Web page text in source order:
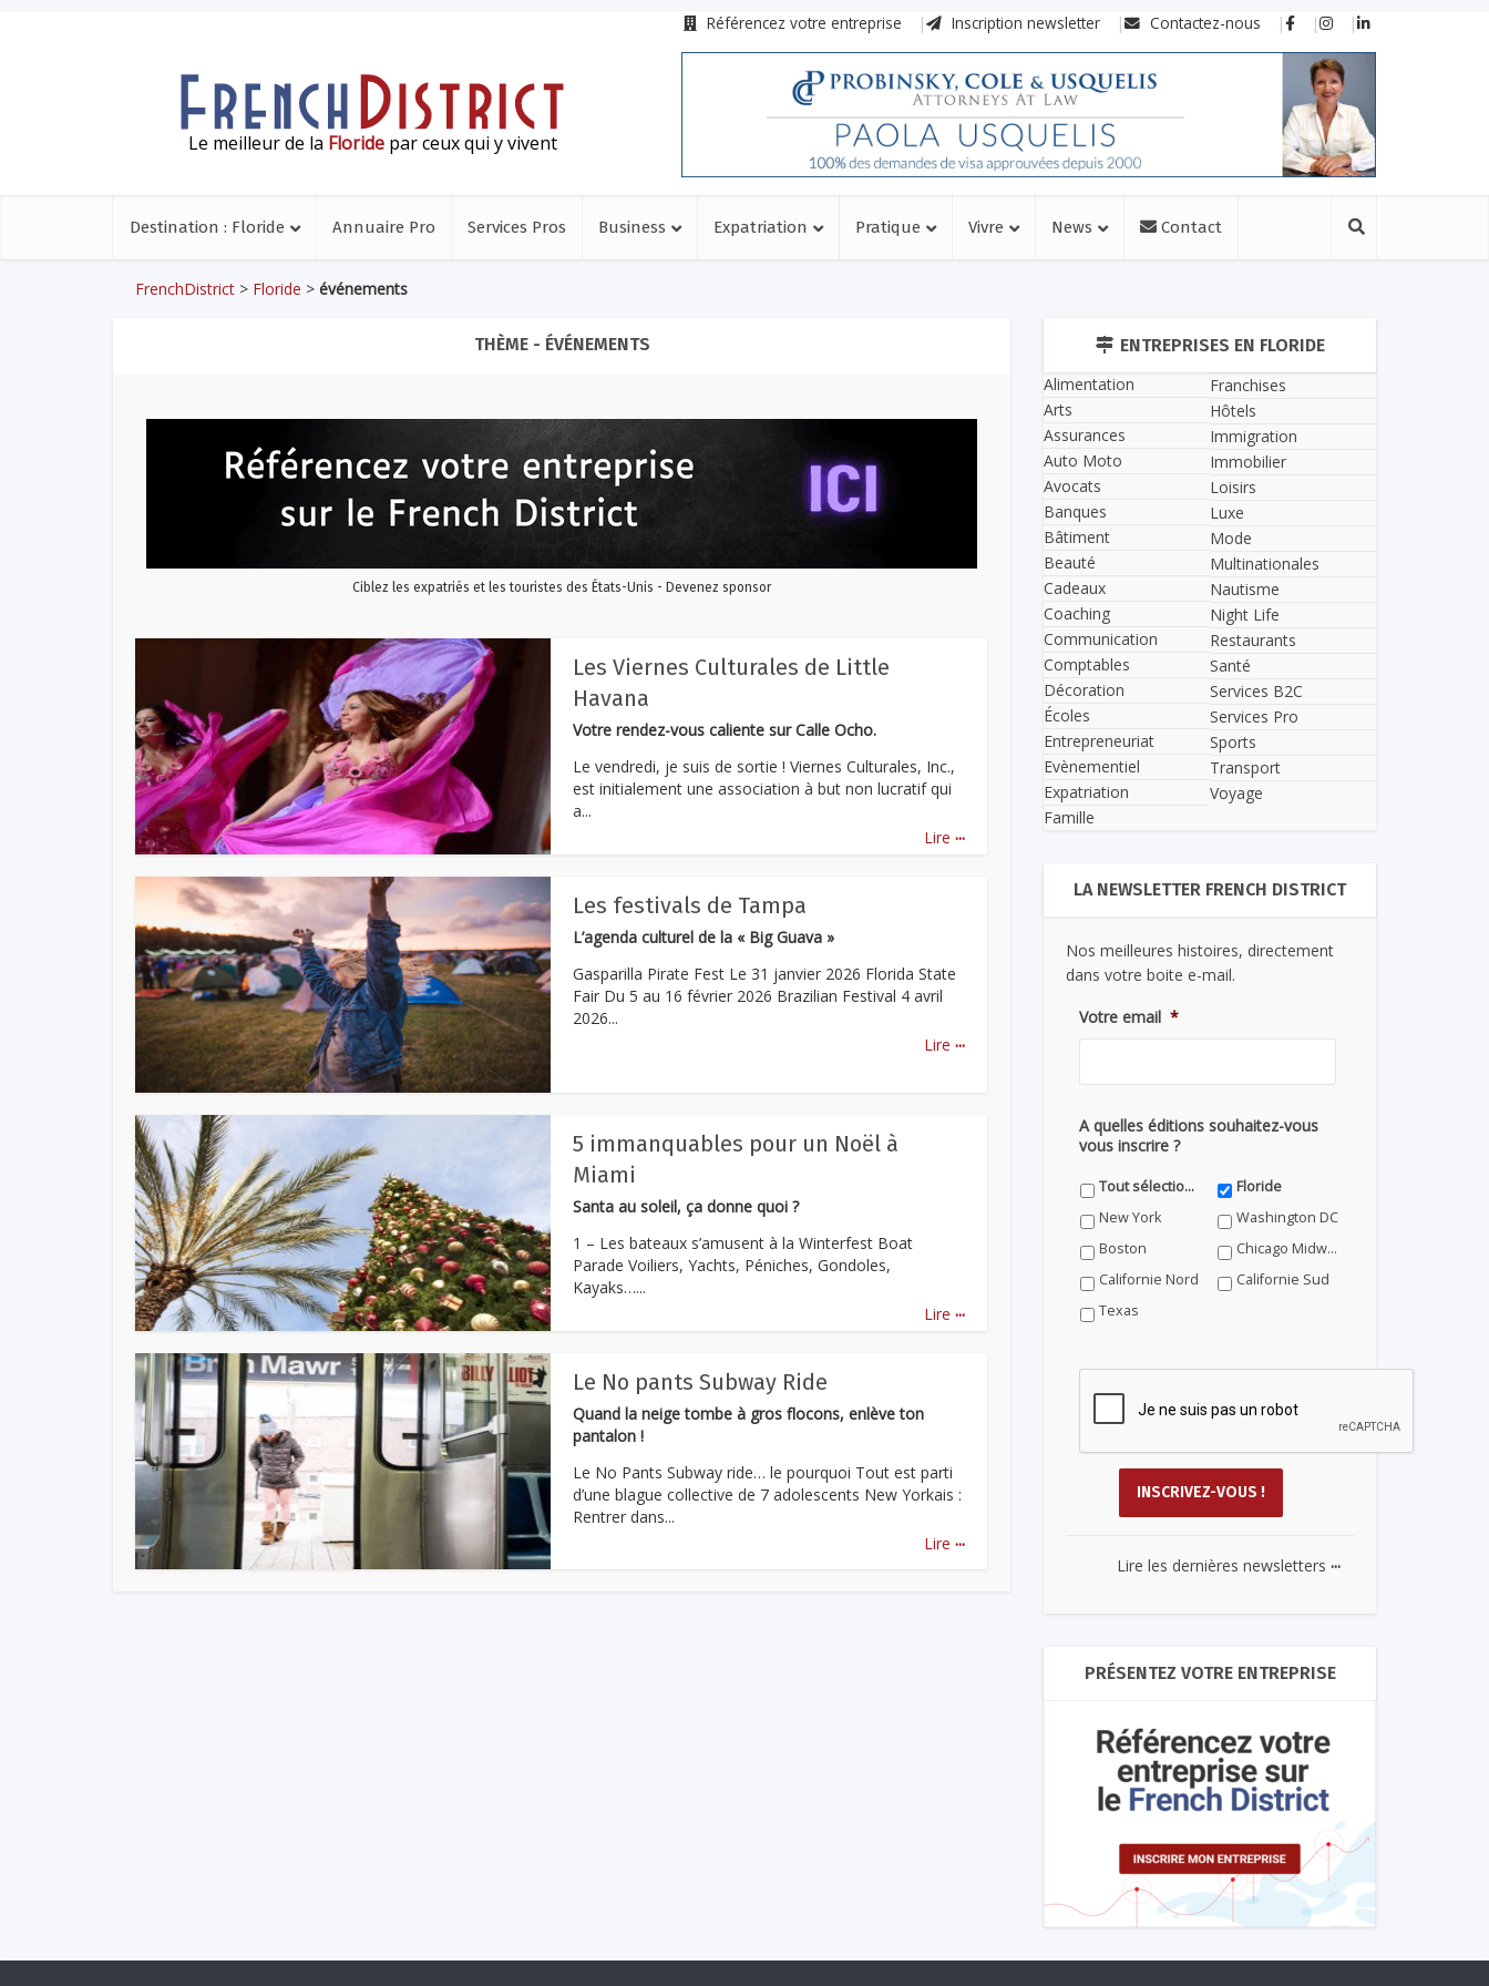
Référencez votre entreprise Inscription newsletter Contactez-nous
Le meilleur de la Floridepar ceux qui y vivent
Destination : Floride Annuaire Pro Services Pros Business Expatriation Pratique Vivre News Contact
FrenchDistrict > Floride > événements
THÈME - ÉVÉNEMENTS
Ciblez les expatriés et les touristes des États-Unis - Devenez sponsor
Les Viernes Culturales de Little
Havana
Votre rendez-vous caliente sur Calle Ocho.
Le vendredi, je suis de sortie ! Viernes Culturales, Inc.,
est initialement une association à but non lucratif qui
a...
Lire ...
Les festivals de Tampa
L’agenda culturel de la « Big Guava »
Gasparilla Pirate Fest Le 31 janvier 2026 Florida State
Fair Du 5 au 16 février 2026 Brazilian Festival 4 avril
2026...
Lire ...
5 immanquables pour un Noël à
Miami
Santa au soleil, ça donne quoi ?
1 – Les bateaux s’amusent à la Winterfest Boat
Parade Voiliers, Yachts, Péniches, Gondoles,
Kayaks…...
Lire ...
Le No pants Subway Ride
Quand la neige tombe à gros flocons, enlève ton
pantalon !
Le No Pants Subway ride… le pourquoi Tout est parti
d’une blague collective de 7 adolescents New Yorkais :
Rentrer dans...
Lire ...
ENTREPRISES EN FLORIDE
Alimentation
Arts
Assurances
Auto Moto
Avocats
Banques
Bâtiment
Beauté
Cadeaux
Coaching
Communication
Comptables
Décoration
Écoles
Entrepreneuriat
Evènementiel
Expatriation
Famille
Franchises
Hôtels
Immigration
Immobilier
Loisirs
Luxe
Mode
Multinationales
Nautisme
Night Life
Restaurants
Santé
Services B2C
Services Pro
Sports
Transport
Voyage
LA NEWSLETTER FRENCH DISTRICT
Nos meilleures histoires, directement
dans votre boite e-mail.
Votre email *
A quelles éditions souhaitez-vous
vous inscrire ?
Tout sélectionner
Floride
New York
Washington DC
Boston
Chicago Midwest
Californie Nord
Californie Sud
Texas
Lire les dernières newsletters ...
PRÉSENTEZ VOTRE ENTREPRISE